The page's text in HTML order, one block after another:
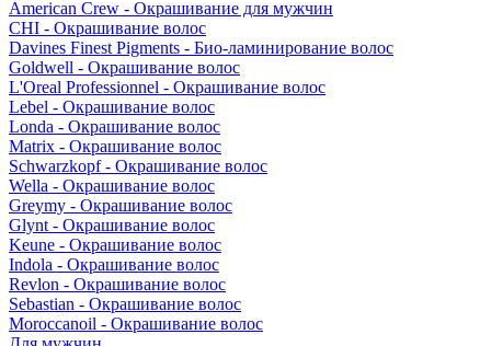
American Crew - Окрашивание для мужчин
CHI - Окрашивание волос
Davines Finest Pigments - Био-ламинирование волос
Goldwell - Окрашивание волос
L'Oreal Professionnel - Окрашивание волос
Lebel - Окрашивание волос
Londa - Окрашивание волос
Matrix - Окрашивание волос
Schwarzkopf - Окрашивание волос
Wella - Окрашивание волос
Greymy - Окрашивание волос
Glynt - Окрашивание волос
Keune - Окрашивание волос
Indola - Окрашивание волос
Revlon - Окрашивание волос
Sebastian - Окрашивание волос
Moroccanoil - Окрашивание волос